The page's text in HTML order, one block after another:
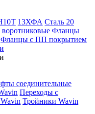
13ХФА Сталь 20
Фланцы
Фланцы с ПП покрытием
соединительные
Переходы с
Тройники Wavin